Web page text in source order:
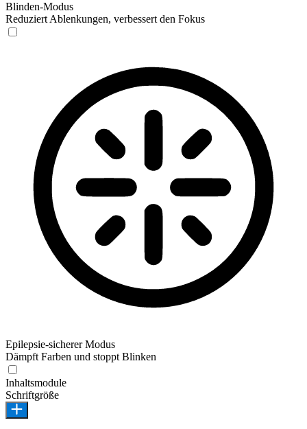
Blinden-Modus
Reduziert Ablenkungen, verbessert den Fokus
Epilepsie-sicherer Modus
Dämpft Farben und stoppt Blinken
Inhaltsmodule
Schriftgröße